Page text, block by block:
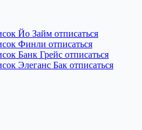
Йо Займ отписаться
Финли отписаться
Банк Грейс отписаться
Элеганс Бак отписаться